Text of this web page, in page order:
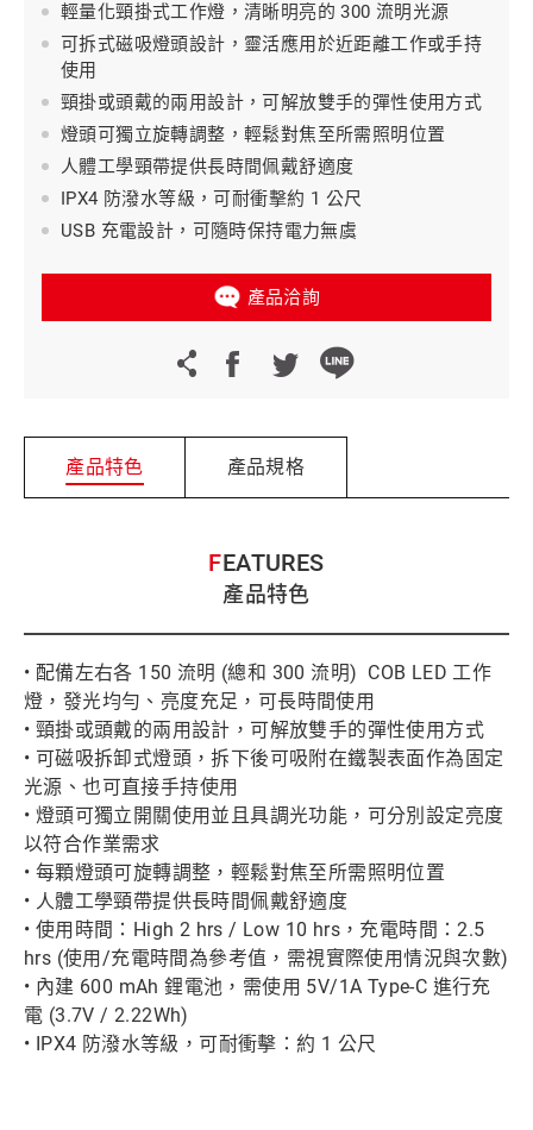
輕量化頸掛式工作燈，清晰明亮的 300 流明光源
可拆式磁吸燈頭設計，靈活應用於近距離工作或手持
使用
頸掛或頭戴的兩用設計，可解放雙手的彈性使用方式
燈頭可獨立旋轉調整，輕鬆對焦至所需照明位置
人體工學頸帶提供長時間佩戴舒適度
IPX4 防潑水等級，可耐衝擊約 1 公尺
USB 充電設計，可隨時保持電力無虞
產品洽詢
產品特色 產品規格
FEATURES
產品特色
• 配備左右各 150 流明 (總和 300 流明) COB LED 工作
燈，發光均勻、亮度充足，可長時間使用
• 頸掛或頭戴的兩用設計，可解放雙手的彈性使用方式
• 可磁吸拆卸式燈頭，拆下後可吸附在鐵製表面作為固定
光源、也可直接手持使用
• 燈頭可獨立開關使用並且具調光功能，可分別設定亮度
以符合作業需求
• 每顆燈頭可旋轉調整，輕鬆對焦至所需照明位置
• 人體工學頸帶提供長時間佩戴舒適度
• 使用時間：High 2 hrs / Low 10 hrs，充電時間：2.5
hrs (使用/充電時間為參考值，需視實際使用情況與次數)
• 內建 600 mAh 鋰電池，需使用 5V/1A Type-C 進行充
電 (3.7V / 2.22Wh)
• IPX4 防潑水等級，可耐衝擊：約 1 公尺